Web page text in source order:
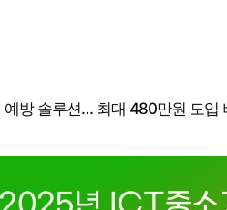
예방 솔루션… 최대 480만원 도입